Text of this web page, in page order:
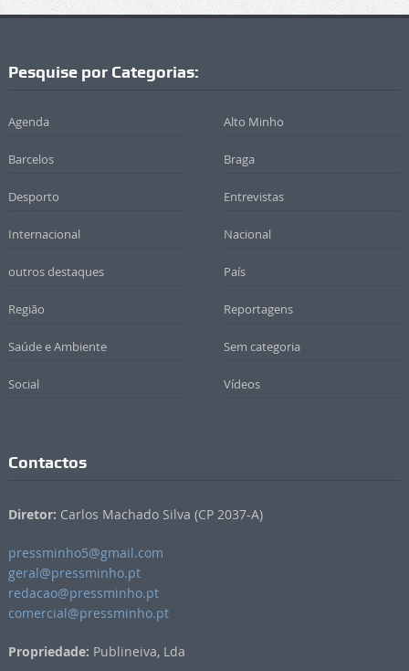
Pesquise por Categorias:
Agenda Alto Minho
Barcelos Braga
Desporto Entrevistas
Internacional Nacional
outros destaques País
Região Reportagens
Saúde e Ambiente Sem categoria
Social Vídeos
Contactos
Diretor: Carlos Machado Silva (CP 2037-A)
pressminho5@gmail.com
geral@pressminho.pt
redacao@pressminho.pt
comercial@pressminho.pt
Propriedade: Publineiva, Lda